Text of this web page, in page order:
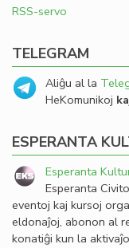
RSS-servo
TELEGRAM
Aliĝu al la
HeKomunikoj
ESPERANTA
Esperanta
Esperanta
eventoj kaj kursoj
eldonaĵoj, abonon al
konatiĝi kun la